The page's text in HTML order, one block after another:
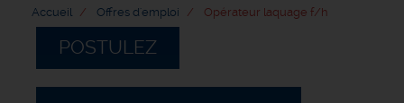
Accueil Offres d'emploi Opérateur laquage f/h
POSTULEZ